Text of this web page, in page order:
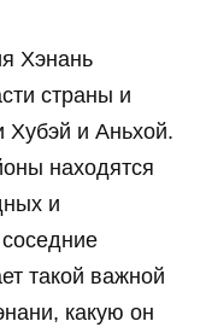
Хэнань
страны и
Хубэй и Аньхой.
находятся
и
такой важной
какую он